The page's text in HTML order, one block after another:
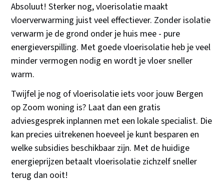
Absoluut! Sterker nog, vloerisolatie maakt
vloerverwarming juist veel effectiever. Zonder isolatie
verwarm je de grond onder je huis mee - pure
energieverspilling. Met goede vloerisolatie heb je veel
minder vermogen nodig en wordt je vloer sneller
warm.
Twijfel je nog of vloerisolatie iets voor jouw Bergen
op Zoom woning is? Laat dan een gratis
adviesgesprek inplannen met een lokale specialist. Die
kan precies uitrekenen hoeveel je kunt besparen en
welke subsidies beschikbaar zijn. Met de huidige
energieprijzen betaalt vloerisolatie zichzelf sneller
terug dan ooit!